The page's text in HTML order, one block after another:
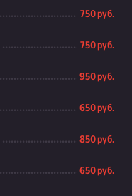
750 руб.
750 руб.
950 руб.
650 руб.
850 руб.
650 руб.